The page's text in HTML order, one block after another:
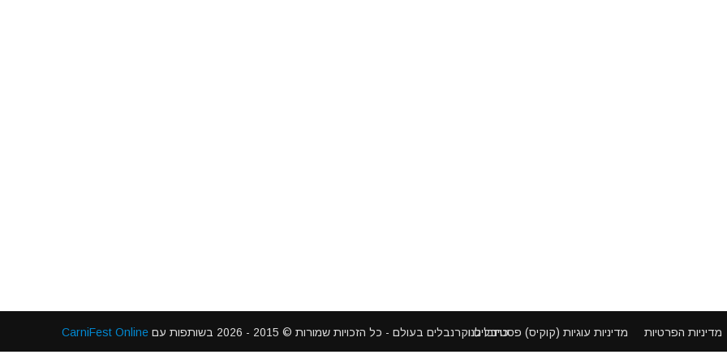
פסטיבלים וקרנבלים בעולם - כל הזכויות שמורות © 2015 - 2026 בשותפות עם CarniFest Online מדיניות הפרטיות מדיניות עוגיות (קוקיס) כתבו לנו